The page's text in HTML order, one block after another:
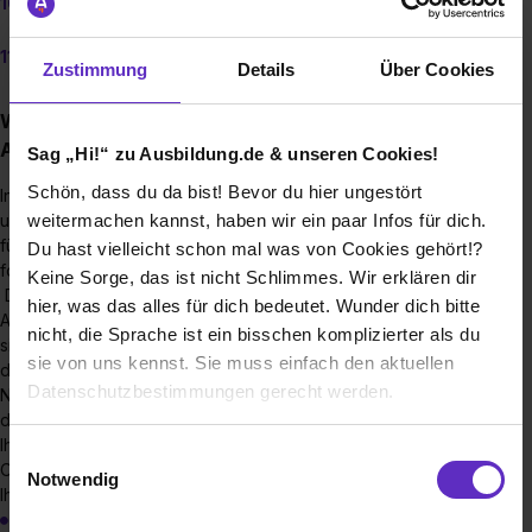
Zustimmung Details Über Cookies
Sag „Hi!“ zu Ausbildung.de & unseren Cookies!
Schön, dass du da bist! Bevor du hier ungestört
weitermachen kannst, haben wir ein paar Infos für dich.
Du hast vielleicht schon mal was von Cookies gehört!?
Keine Sorge, das ist nicht Schlimmes. Wir erklären dir
hier, was das alles für dich bedeutet. Wunder dich bitte
nicht, die Sprache ist ein bisschen komplizierter als du
sie von uns kennst. Sie muss einfach den aktuellen
Datenschutzbestimmungen gerecht werden.
Notwendig
u. a.: s. Homepage des Maria-Stemme-Berufskollegs
Wie sieht der Bewerbungsprozess für eine
Ausbildungsstelle bei Ihnen aus?
Informationen über unser Bildungsangebot finden Sie auf
unserer Homepage unter der Rubrik „Bildungsgänge“. Bitte
führen Sie in einem ersten Schritt die Onlineanmeldung auf
folgender Seite durch: www.schueleranmeldung.de
Da das Maria-Stemme Berufskolleg weiterhin die
Anmeldeplattform "Schueleranmeldung" nutzt, müssen Sie
sich mit Ihren persönlichen Daten anmelden und bekommen
durch das System ein Passwort zugeteilt.
Notieren Sie sich bitte unbedingt das Passwort! Bevor Sie
die Onlineanmeldung beenden, werden Sie aufgefordert
Ihre Daten zu speichern. Drucken Sie bitte anschließend den
Online Anmeldebogen aus. Folgende Unterlagen werden für
Ihre Anmeldung benötigt: